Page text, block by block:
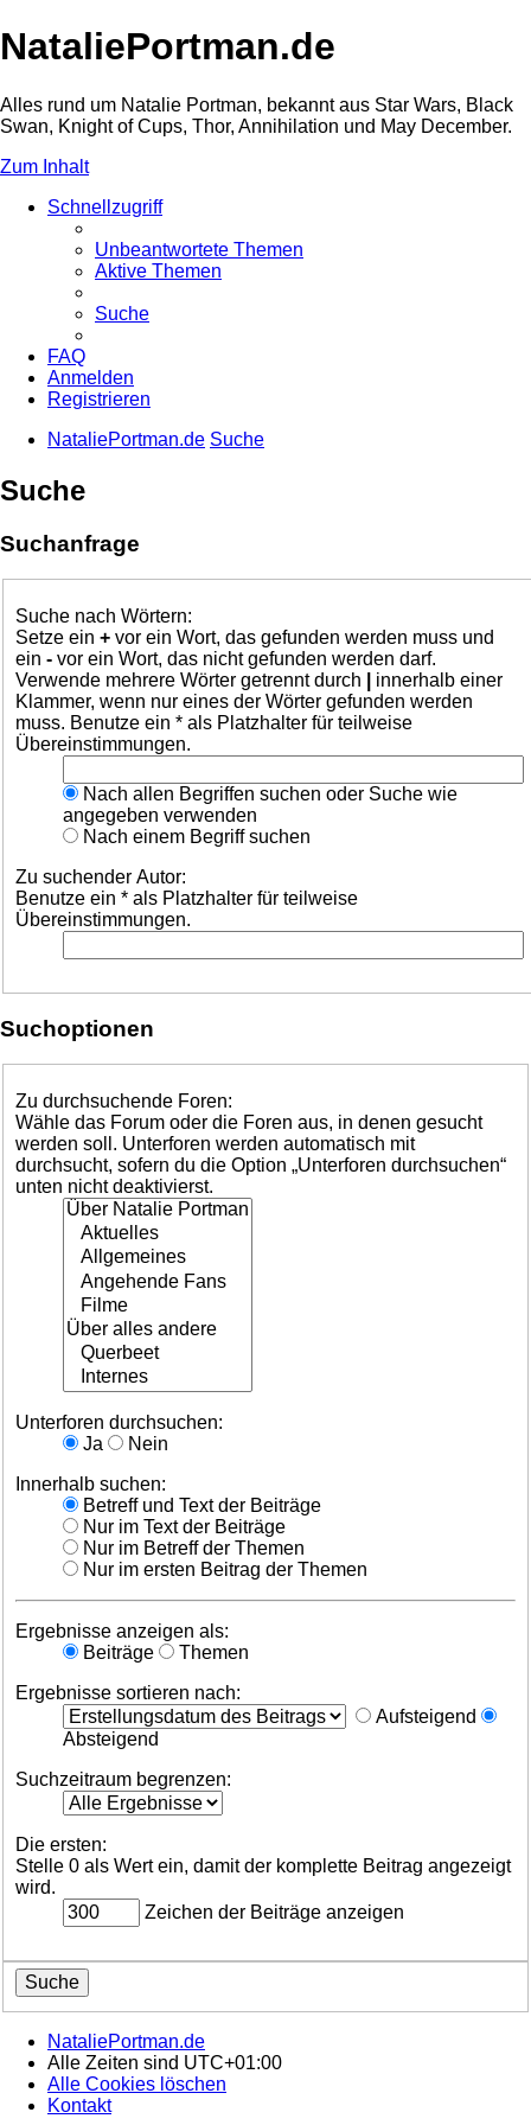
NataliePortman.de
Alles rund um Natalie Portman, bekannt aus Star Wars, Black
Swan, Knight of Cups, Thor, Annihilation und May December.
Zum Inhalt
Schnellzugriff
Unbeantwortete Themen
Aktive Themen
Suche
FAQ
Anmelden
Registrieren
NataliePortman.de Suche
Suche
Suchanfrage
Suche nach Wörtern:
Setze ein + vor ein Wort, das gefunden werden muss und
ein - vor ein Wort, das nicht gefunden werden darf.
Verwende mehrere Wörter getrennt durch
innerhalb einer
Klammer, wenn nur eines der Wörter gefunden werden
muss. Benutze ein * als Platzhalter für teilweise
Übereinstimmungen.
Nach allen Begriffen suchen oder Suche wie
angegeben verwenden
Nach einem Begriff suchen
Zu suchender Autor:
Benutze ein * als Platzhalter für teilweise
Übereinstimmungen.
Suchoptionen
Zu durchsuchende Foren:
Wähle das Forum oder die Foren aus, in denen gesucht
werden soll. Unterforen werden automatisch mit
durchsucht, sofern du die Option „Unterforen durchsuchen“
unten nicht deaktivierst.
Unterforen durchsuchen:
Ja
Nein
Innerhalb suchen:
Betreff und Text der Beiträge
Nur im Text der Beiträge
Nur im Betreff der Themen
Nur im ersten Beitrag der Themen
Ergebnisse anzeigen als:
Beiträge
Themen
Ergebnisse sortieren nach:
Aufsteigend
Absteigend
Suchzeitraum begrenzen:
Die ersten:
Stelle 0 als Wert ein, damit der komplette Beitrag angezeigt
wird.
Zeichen der Beiträge anzeigen
NataliePortman.de
Alle Zeiten sind UTC+01:00
Alle Cookies löschen
Kontakt